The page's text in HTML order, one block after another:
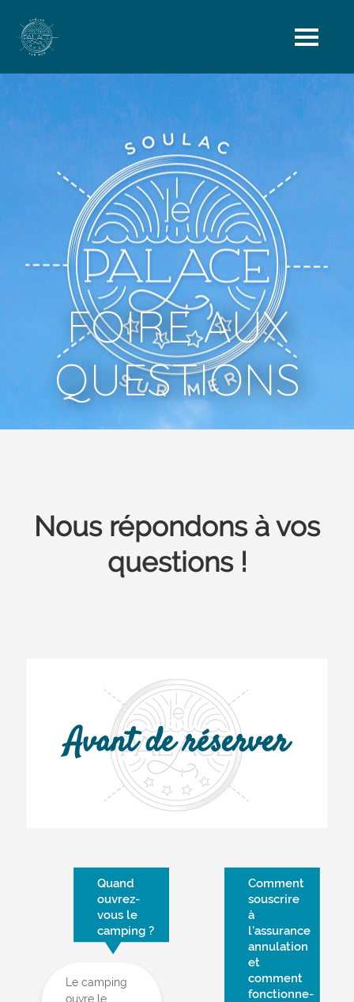
FOIRE AUX
QUESTIONS
Nous répondons à vos
questions !
Avant de réserver
Quand
ouvrez-
vous le
camping ?
Le camping
ouvre le
Comment
souscrire
à
l’assurance
annulation
et
comment
fonctionne-